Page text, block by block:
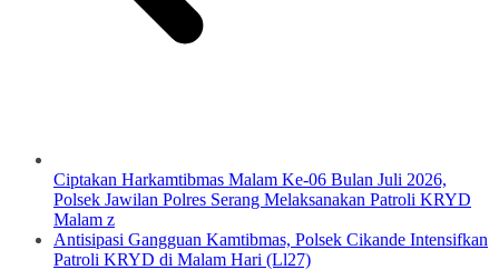
Ciptakan Harkamtibmas Malam Ke-06 Bulan Juli 2026,
Polsek Jawilan Polres Serang Melaksanakan Patroli KRYD
Malam z
Antisipasi Gangguan Kamtibmas, Polsek Cikande Intensifkan
Patroli KRYD di Malam Hari (Ll27)